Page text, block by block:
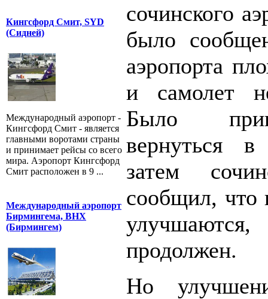
Кингсфорд Смит, SYD
(Сидней)
Международный аэропорт -
Кингсфорд Смит - является
главными воротами страны
и принимает рейсы со всего
мира. Аэропорт Кингсфорд
Смит расположен в 9 ...
Международный аэропорт
Бирмингема, BHX
(Бирмингем)
сочинского
было
аэропорта
и самолет
Было
вернуться
затем
сообщил, что
продолжен.
Но